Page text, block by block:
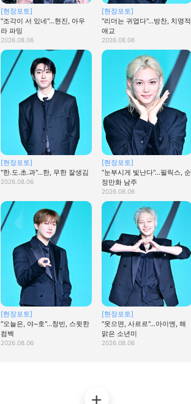
[현장포토]
"조각이 서 있네"…현진, 아우
라 파밍
2026.08.06
[현장포토]
"리더는 귀엽다"…방찬, 치명적
애교
2026.08.06
[현장포토]
"한.도.초.과"…한, 무한 잘생김
2026.08.06
[현장포토]
"눈부시게 빛난다"…필릭스, 순
정만화 남주
2026.08.06
[현장포토]
"오늘은, 야~호"…창빈, 스윗한
컴백
2026.08.06
[현장포토]
"웃으면, 사르르"…아이엔, 해
맑은 소년미
2026.08.06